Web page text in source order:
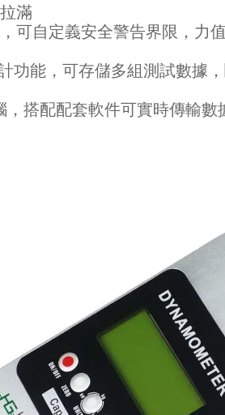
滿
可自定義安全警告界限，力
功能，可存儲多組測試數據
搭配配套軟件可實時傳輸數